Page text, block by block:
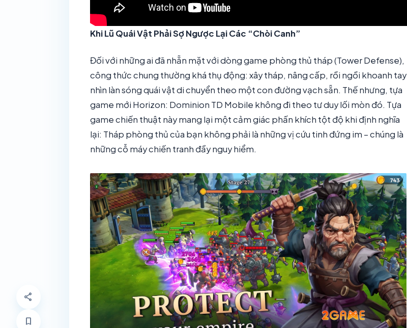
share
bookmark
Khi Lũ Quái Vật Phải Sợ Ngược Lại Các “Chòi Canh”
Đối với những ai đã nhẵn mặt với dòng game phòng thủ tháp (Tower Defense),
công thức chung thường khá thụ động: xây tháp, nâng cấp, rồi ngồi khoanh tay
nhìn làn sóng quái vật di chuyển theo một con đường vạch sẵn. Thế nhưng, tựa
game mới Horizon: Dominion TD Mobile không đi theo tư duy lối mòn đó. Tựa
game chiến thuật này mang lại một cảm giác phấn khích tột độ khi định nghĩa
lại: Tháp phòng thủ của bạn không phải là những vị cứu tinh đứng im – chúng là
những cỗ máy chiến tranh đầy nguy hiểm.